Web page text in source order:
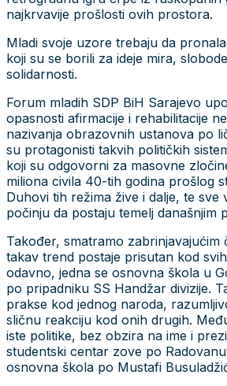
najkrvavije prošlosti ovih prostora.
Mladi svoje uzore trebaju da
koji su se borili za ideje mira,
solidarnosti.
Forum mladih SDP BiH Sarajevo
opasnosti afirmacije i rehabilitacije
nazivanja obrazovnih ustanova po
su protagonisti takvih političkih
koji su odgovorni za masovne
miliona civila 40-tih godina prošlog
Duhovi tih režima žive i dalje, te sve
počinju da postaju temelj današnjim
Također, smatramo zabrinjavajućim
takav trend postaje prisutan kod
odavno, jedna se osnovna škola u
po pripadniku SS Handžar divizije.
prakse kod jednog naroda,
sličnu reakciju kod onih drugih.
iste politike, bez obzira na ime i
studentski centar zove po
osnovna škola po Mustafi